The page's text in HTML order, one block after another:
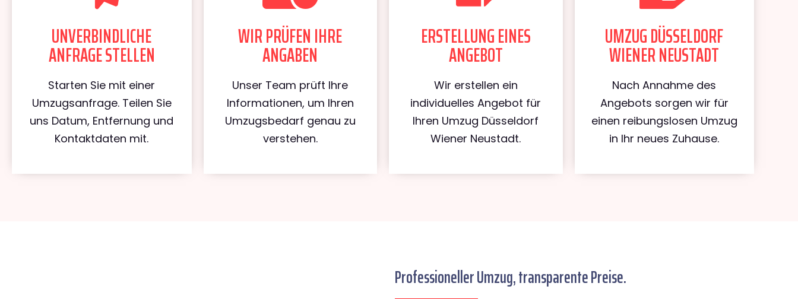
UNVERBINDLICHE
ANFRAGE STELLEN
Starten Sie mit einer
Umzugsanfrage. Teilen Sie
uns Datum, Entfernung und
Kontaktdaten mit.
WIR PRÜFEN IHRE
ANGABEN
Unser Team prüft Ihre
Informationen, um Ihren
Umzugsbedarf genau zu
verstehen.
ERSTELLUNG EINES
ANGEBOT
Wir erstellen ein
individuelles Angebot für
Ihren Umzug Düsseldorf
Wiener Neustadt.
UMZUG DÜSSELDORF
WIENER NEUSTADT
Nach Annahme des
Angebots sorgen wir für
einen reibungslosen Umzug
in Ihr neues Zuhause.
Professioneller Umzug, transparente Preise.